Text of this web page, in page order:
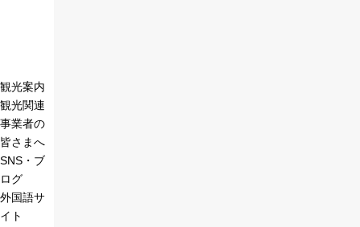
観光案内
観光関連
事業者の
皆さまへ
SNS・ブ
ログ
外国語サ
イト